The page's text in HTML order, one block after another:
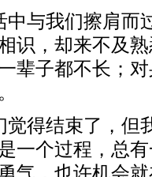
中与我们擦肩而
识，却来不及
辈子都不长；
觉得结束了，但
一个过程，总